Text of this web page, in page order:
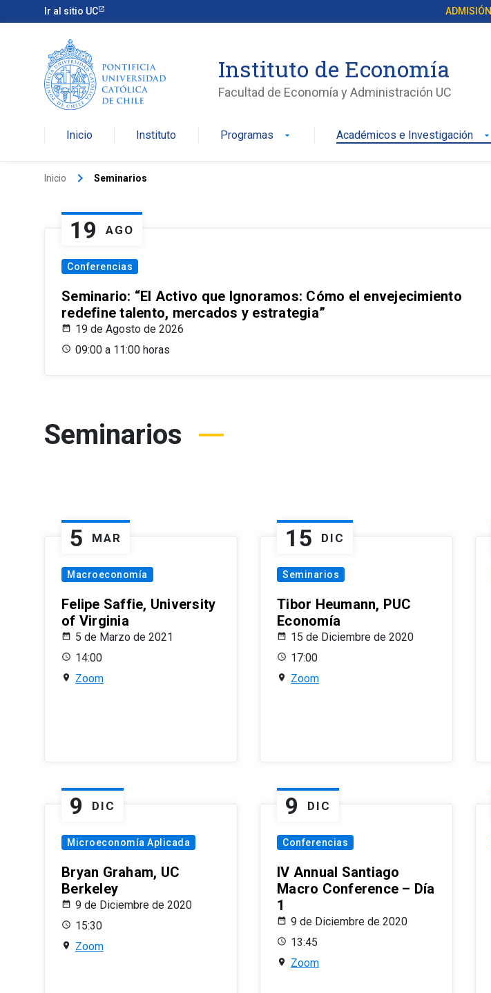
Ir al sitio UC ADMISIÓN
Instituto de Economía
Facultad de Economía y Administración UC
Inicio Instituto Programas arrow_drop_down Académicos e Investigación arrow_drop_down
Inicio keyboard_arrow_right Seminarios
19 AGO
Conferencias
Seminario: “El Activo que Ignoramos: Cómo el envejecimiento
redefine talento, mercados y estrategia”
19 de Agosto de 2026
09:00 a 11:00 horas
Seminarios
5 MAR
Macroeconomía
Felipe Saffie, University
of Virginia
5 de Marzo de 2021
14:00
Zoom
15 DIC
Seminarios
Tibor Heumann, PUC
Economía
15 de Diciembre de 2020
17:00
Zoom
9 DIC
Microeconomía Aplicada
Bryan Graham, UC
Berkeley
9 de Diciembre de 2020
15:30
Zoom
9 DIC
Conferencias
IV Annual Santiago
Macro Conference – Día
1
9 de Diciembre de 2020
13:45
Zoom